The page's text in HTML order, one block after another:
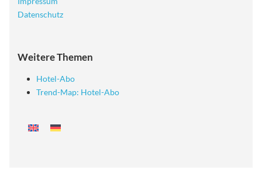
Datenschutz
Weitere Themen
Hotel-Abo
Trend-Map: Hotel-Abo